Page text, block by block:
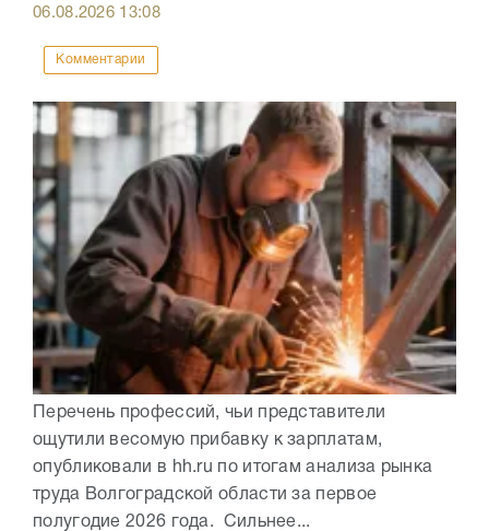
06.08.2026 13:08
Комментарии
Перечень профессий, чьи представители
ощутили весомую прибавку к зарплатам,
опубликовали в hh.ru по итогам анализа рынка
труда Волгоградской области за первое
полугодие 2026 года. Сильнее...